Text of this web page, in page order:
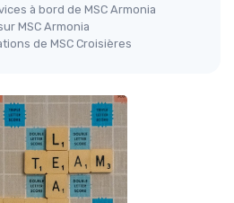
à bord de MSC Armonia
MSC Armonia
de MSC Croisières